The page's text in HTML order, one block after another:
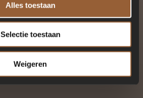
Alles toestaan
Selectie toestaan
Weigeren